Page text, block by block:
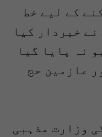
کے لیے خط
خبردار کیا
نہ پایا گیا
عازمین حج
وزارت مذہبی